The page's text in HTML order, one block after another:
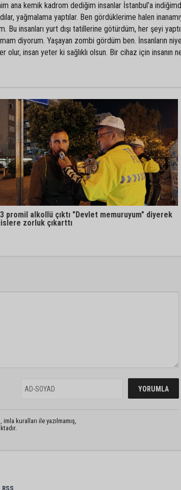
ana kemik kadrom dediğim insanlar İstanbul’a
yağmalama yaptılar. Ben gördüklerime halen
Bu insanları yurt dışı tatillerine götürdüm, her şeyi
diyorum. Yaşayan zombi gördüm ben. İnsanların
olur, insan yeter ki sağlıklı olsun. Bir cihaz için insanın
promil alkollü çıktı "Devlet memuruyum" diyerek
zorluk çıkarttı
kuralları ile yazılmamış,
RSS